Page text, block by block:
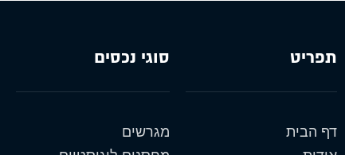
תפריט
דף הבית
סוגי נכסים
מגרשים